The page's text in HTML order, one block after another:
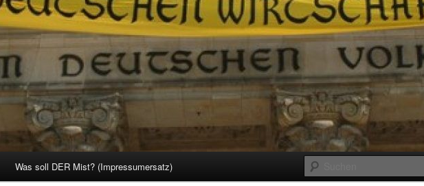
Was soll DER Mist? (Impressumersatz)